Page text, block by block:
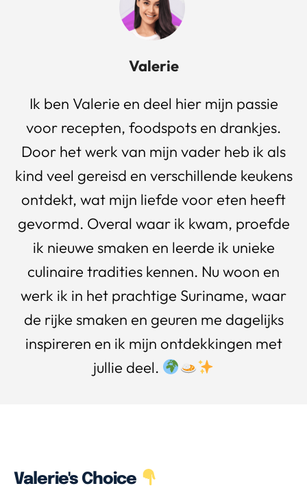
Valerie
Ik ben Valerie en deel hier mijn passie
voor recepten, foodspots en drankjes.
Door het werk van mijn vader heb ik als
kind veel gereisd en verschillende keukens
ontdekt, wat mijn liefde voor eten heeft
gevormd. Overal waar ik kwam, proefde
ik nieuwe smaken en leerde ik unieke
culinaire tradities kennen. Nu woon en
werk ik in het prachtige Suriname, waar
de rijke smaken en geuren me dagelijks
inspireren en ik mijn ontdekkingen met
jullie deel.
Valerie's Choice